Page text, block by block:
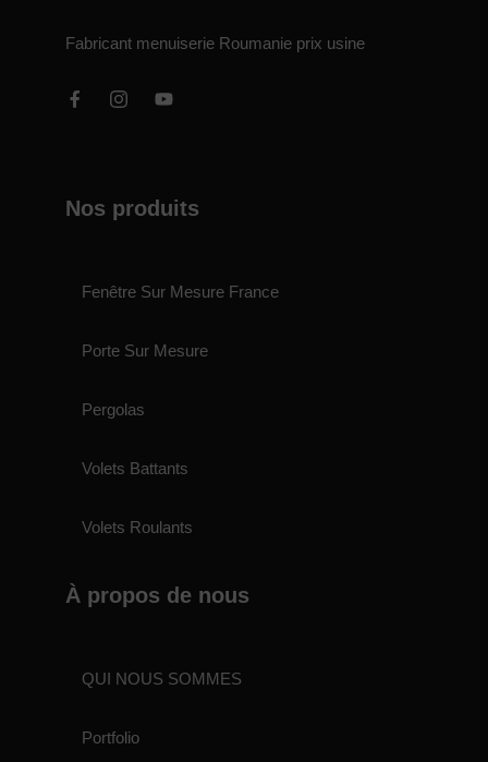
Fabricant menuiserie Roumanie prix usine
Nos produits
Fenêtre Sur Mesure France
Porte Sur Mesure
Pergolas
Volets Battants
Volets Roulants
À propos de nous
QUI NOUS SOMMES
Portfolio